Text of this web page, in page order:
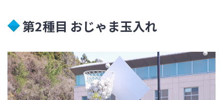
第2種目 おじゃま玉入れ